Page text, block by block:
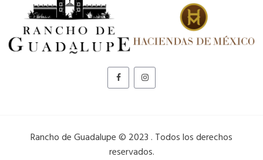
Rancho de Guadalupe © 2023 . Todos los derechos
reservados.